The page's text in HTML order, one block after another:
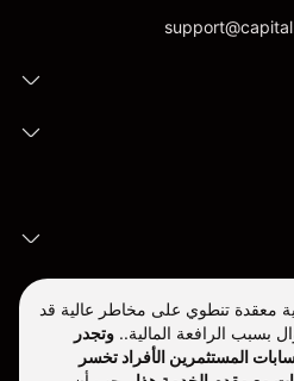
معقدة تنطوي على مخاطر عالية قد
بسبب الرافعة المالية.. وتجدر
أن %79.75 من حسابات المستثمرين الأفراد تخسر